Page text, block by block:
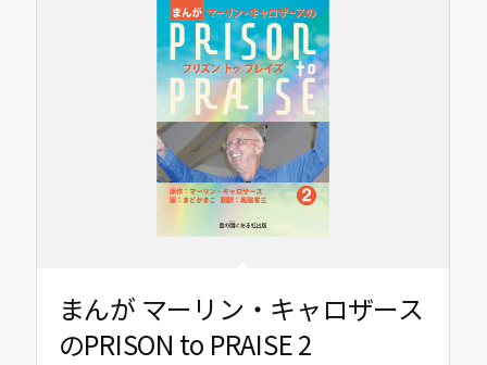
まんが マーリン・キャロザース
のPRISON to PRAISE 2